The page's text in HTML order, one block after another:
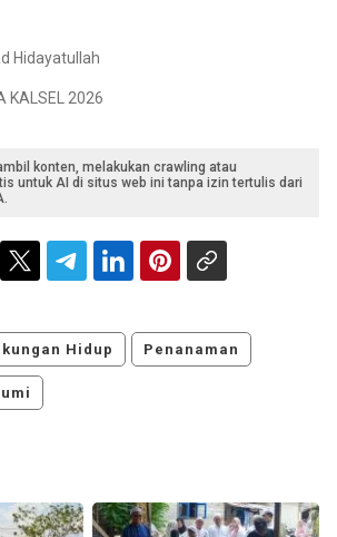
Hidayatullah
KALSEL 2026
konten, melakukan crawling atau
untuk AI di situs web ini tanpa izin tertulis dari
Hidup Penanaman